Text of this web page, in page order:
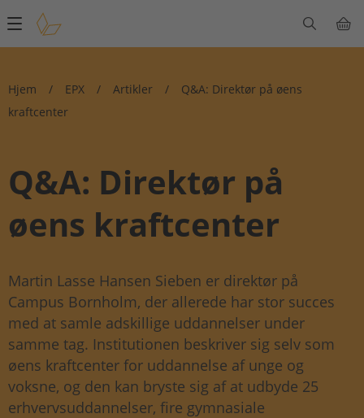
Main
navigation
Hjem / EPX / Artikler /
Q&A: Direktør på øens
kraftcenter
Q&A: Direktør på
øens kraftcenter
Martin Lasse Hansen Sieben er direktør på
Campus Bornholm, der allerede har stor succes
med at samle adskillige uddannelser under
samme tag. Institutionen beskriver sig selv som
øens kraftcenter for uddannelse af unge og
voksne, og den kan bryste sig af at udbyde 25
erhvervsuddannelser, fire gymnasiale